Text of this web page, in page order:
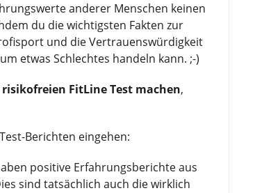
anderer Menschen keinen
du die wichtigsten Fakten zur
und die Vertrauenswürdigkeit
etwas Schlechtes handeln kann. ;-)
FitLine Test machen,
Berichten eingehen:
positive Erfahrungsberichte aus
sind tatsächlich auch die wirklich